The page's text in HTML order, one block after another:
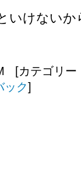
いけない
[カテゴリー
ック]